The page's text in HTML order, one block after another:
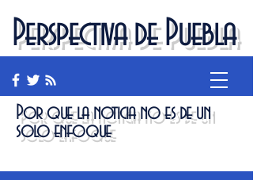
Perspectiva de Puebla
Por que la noticia no es de un
solo enfoque